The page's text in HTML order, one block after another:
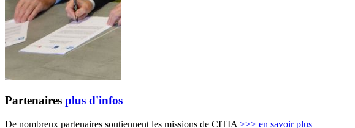
Partenaires plus d'infos
De nombreux partenaires soutiennent les missions de CITIA >>> en savoir plus